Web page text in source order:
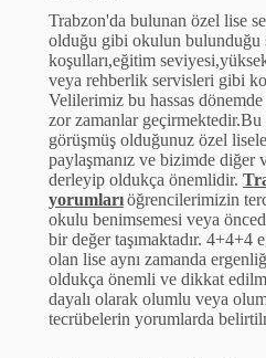
Trabzon'da bulunanözel lise se
olduğu gibi okulun bulunduğu
koşulları,eğitim seviyesi,yü
veya rehberlik servisleri gibi
Velilerimiz bu hassas dö
zor zamanlar geçirmektedir.Bu
görüşmüş olduğunuzözel
paylaşmanız ve bizimde diğer
derleyip oldukçaönemlidir.
yorumlarıöğrencilerimizin
okulu benimsemesi veyaö
bir değer taşımaktadır. 4+4+4
olan lise aynı zamanda
oldukçaönemli ve dikkat
dayalı olarak olumlu veya
tecrübelerin yorumlarda